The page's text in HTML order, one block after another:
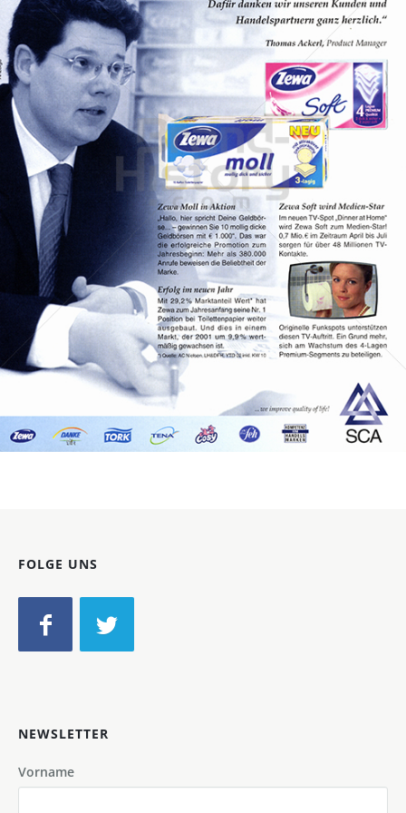
SCA HYGIENE PRODUCTS
SCA Hygiene Products GmbH
2002
Bild-ID: 30598
FOLGE UNS
NEWSLETTER
Vorname